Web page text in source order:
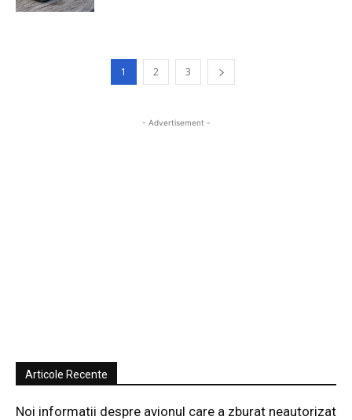
1 2 3
- Advertisement -
Articole Recente
Noi informatii despre avionul care a zburat neautorizat